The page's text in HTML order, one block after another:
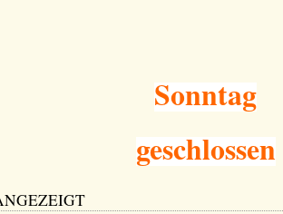
Sonntag
geschlossen